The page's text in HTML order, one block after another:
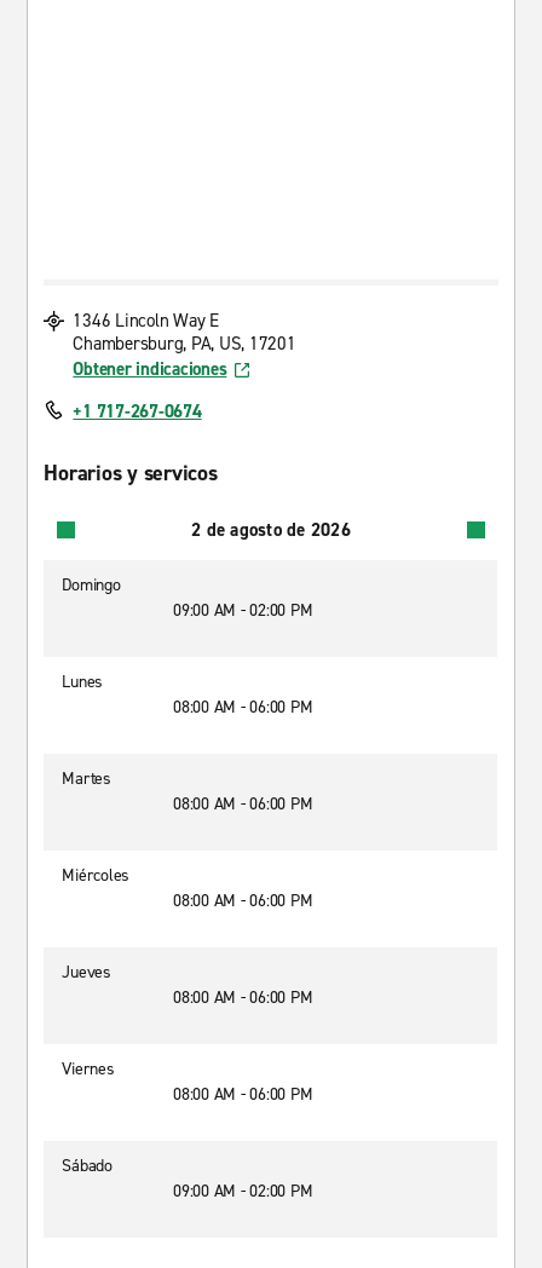
1346 Lincoln Way E
Chambersburg, PA, US, 17201
Obtener indicaciones
+1 717-267-0674
Horarios y servicos
2 de agosto de 2026
Domingo
09:00 AM - 02:00 PM
Lunes
08:00 AM - 06:00 PM
Martes
08:00 AM - 06:00 PM
Miércoles
08:00 AM - 06:00 PM
Jueves
08:00 AM - 06:00 PM
Viernes
08:00 AM - 06:00 PM
Sábado
09:00 AM - 02:00 PM